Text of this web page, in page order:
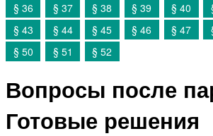
§ 36
§ 37 § 38 § 39 § 40
§ 43
§ 44 § 45 § 46 § 47
§ 50
§ 51 § 52
Вопросы после
Готовые решения